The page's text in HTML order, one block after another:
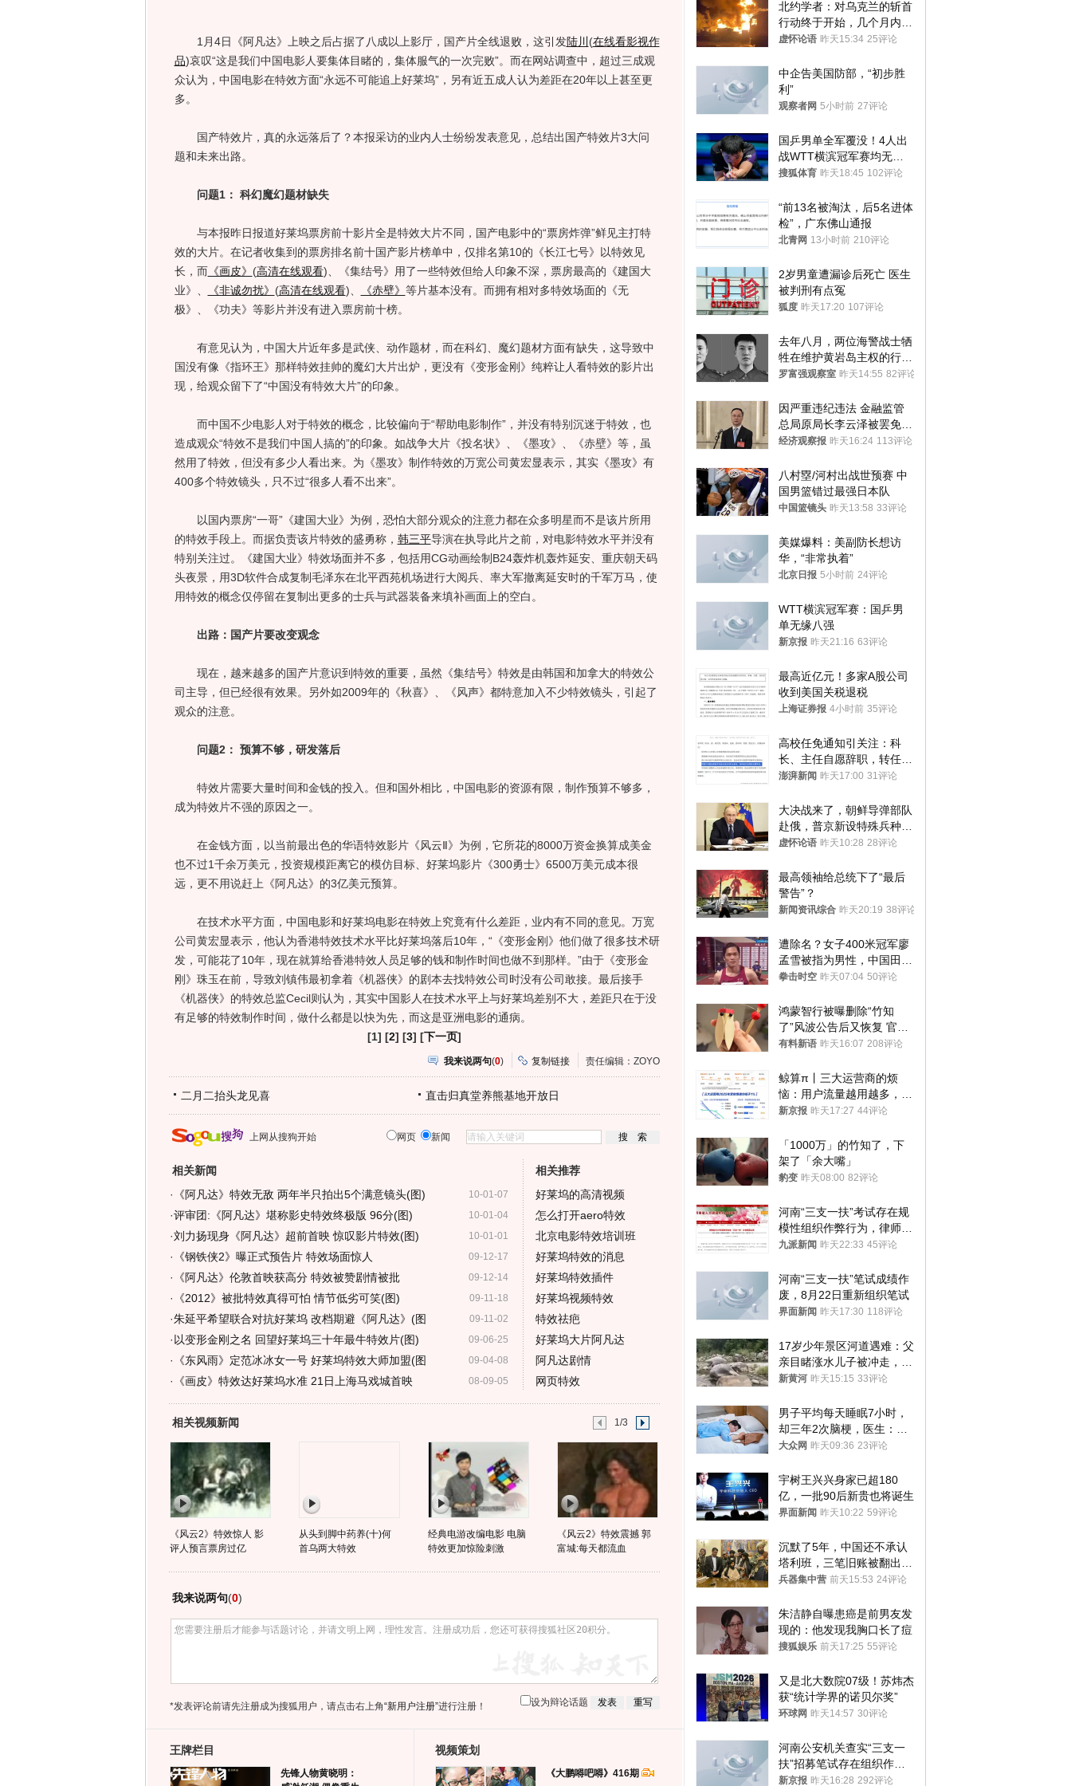
1月4日《阿凡达》上映之后占据了八成以上影厅，国产片全线退败，这引发陆川 (在线看影视作
品)哀叹“这是我们中国电影人要集体目睹的，集体服气的一次完败”。而在网站调查中，超过三成观
众认为，中国电影在特效方面“永远不可能追上好莱坞”，另有近五成人认为差距在20年以上甚至更
多。
国产特效片，真的永远落后了？本报采访的业内人士纷纷发表意见，总结出国产特效片3大问
题和未来出路。
问题1： 科幻魔幻题材缺失
与本报昨日报道好莱坞票房前十影片全是特效大片不同，国产电影中的“票房炸弹”鲜见主打特
效的大片。在记者收集到的票房排名前十国产影片榜单中，仅排名第10的《长江七号》以特效见
长，而《画皮》 (高清在线观看)、《集结号》用了一些特效但给人印象不深，票房最高的《建国大
业》、
《非诚勿扰》 (高清在线观看) 《赤壁》 等片基本没有。而拥有相对多特效场面的《无
极》、《功夫》等影片并没有进入票房前十榜。
有意见认为，中国大片近年多是武侠、动作题材，而在科幻、魔幻题材方面有缺失，这导致中
国没有像《指环王》那样特效挂帅的魔幻大片出炉，更没有《变形金刚》纯粹让人看特效的影片出
现，给观众留下了“中国没有特效大片”的印象。
而中国不少电影人对于特效的概念，比较偏向于“帮助电影制作”，并没有特别沉迷于特效，也
造成观众“特效不是我们中国人搞的”的印象。如战争大片《投名状》、《墨攻》、《赤壁》等，虽
然用了特效，但没有多少人看出来。为《墨攻》制作特效的万宽公司黄宏显表示，其实《墨攻》有
400多个特效镜头，只不过“很多人看不出来”。
以国内票房“一哥”《建国大业》为例，恐怕大部分观众的注意力都在众多明星而不是该片所用
的特效手段上。而据负责该片特效的盛勇称， 韩三平导演在执导此片之前，对电影特效水平并没有
特别关注过。《建国大业》特效场面并不多，包括用CG动画绘制B24轰炸机轰炸延安、重庆朝天码
头夜景，用3D软件合成复制毛泽东在北平西苑机场进行大阅兵、率大军撤离延安时的千军万马，使
用特效的概念仅停留在复制出更多的士兵与武器装备来填补画面上的空白。
出路：国产片要改变观念
现在，越来越多的国产片意识到特效的重要，虽然《集结号》特效是由韩国和加拿大的特效公
司主导，但已经很有效果。另外如2009年的《秋喜》、《风声》都特意加入不少特效镜头，引起了
观众的注意。
问题2： 预算不够，研发落后
特效片需要大量时间和金钱的投入。但和国外相比，中国电影的资源有限，制作预算不够多，
成为特效片不强的原因之一。
在金钱方面，以当前最出色的华语特效影片《风云Ⅱ》为例，它所花的8000万资金换算成美金
也不过1千余万美元，投资规模距离它的模仿目标、好莱坞影片《300勇士》6500万美元成本很
远，更不用说赶上《阿凡达》的3亿美元预算。
在技术水平方面，中国电影和好莱坞电影在特效上究竟有什么差距，业内有不同的意见。万宽
公司黄宏显表示，他认为香港特效技术水平比好莱坞落后10年，“《变形金刚》他们做了很多技术研
发，可能花了10年，现在就算给香港特效人员足够的钱和制作时间也做不到那样。”由于《变形金
刚》珠玉在前，导致刘镇伟最初拿着《机器侠》的剧本去找特效公司时没有公司敢接。最后接手
《机器侠》的特效总监Cecil则认为，其实中国影人在技术水平上与好莱坞差别不大，差距只在于没
有足够的特效制作时间，做什么都是以快为先，而这是亚洲电影的通病。
[1] [2] [3] [下一页]
我来说两句(0) 复制链接 责任编辑：ZOYO
二月二抬头龙见喜 直击归真堂养熊基地开放日
上网从搜狗开始 网页 新闻
相关新闻
10-01-07
· 《阿凡达》特效无敌 两年半只拍出5个满意镜头(图)
10-01-04
·评审团:《阿凡达》堪称影史特效终极版 96分(图)
10-01-01
·刘力扬现身《阿凡达》超前首映 惊叹影片特效(图)
09-12-17
· 《钢铁侠2》曝正式预告片 特效场面惊人
09-12-14
· 《阿凡达》伦敦首映获高分 特效被赞剧情被批
09-11-18
· 《2012》被批特效真得可怕 情节低劣可笑(图)
09-11-02
·朱延平希望联合对抗好莱坞 改档期避《阿凡达》(图
09-06-25
· 以变形金刚之名 回望好莱坞三十年最牛特效片(图)
09-04-08
· 《东风雨》定范冰冰女一号 好莱坞特效大师加盟(图
08-09-05
· 《画皮》特效达好莱坞水准 21日上海马戏城首映
相关推荐
好莱坞的高清视频
怎么打开aero特效
北京电影特效培训班
好莱坞特效的消息
好莱坞特效插件
好莱坞视频特效
特效祛疤
好莱坞大片阿凡达
阿凡达剧情
网页特效
相关视频新闻 1/3
《风云2》特效惊人 影
评人预言票房过亿
从头到脚中药养(十)何
首乌两大特效
经典电游改编电影 电脑
特效更加惊险刺激
《风云2》特效震撼 郭
富城:每天都流血
我来说两句(0)
*发表评论前请先注册成为搜狐用户，请点击右上角“新用户注册”进行注册！ 设为辩论话题
王牌栏目
先锋人物黄晓明：
视频策划
《大鹏嘚吧嘚》416期
北约学者：对乌克兰的斩首
行动终于开始，几个月内乌
将投降
虚怀论语 昨天15:34 25评论
中企告美国防部，“初步胜
利”
观察者网 5小时前 27评论
国乒男单全军覆没！4人出
战WTT横滨冠军赛均无缘
八强
搜狐体育 昨天18:45 102评论
“前13名被淘汰，后5名进体
检”，广东佛山通报
北青网 13小时前 210评论
2岁男童遭漏诊后死亡 医生
被判刑有点冤
狐度 昨天17:20 107评论
去年八月，两位海警战士牺
牲在维护黄岩岛主权的行动
中
罗富强观察室 昨天14:55 82评论
因严重违纪违法 金融监管
总局原局长李云泽被罢免全
国人大代表
经济观察报 昨天16:24 113评论
八村塁/河村出战世预赛 中
国男篮错过最强日本队
中国篮镜头 昨天13:58 33评论
美媒爆料：美副防长想访
华，“非常执着”
北京日报 5小时前 24评论
WTT横滨冠军赛：国乒男
单无缘八强
新京报 昨天21:16 63评论
最高近亿元！多家A股公司
收到美国关税退税
上海证券报 4小时前 35评论
高校任免通知引关注：科
长、主任自愿辞职，转任思
政辅导员
澎湃新闻 昨天17:00 31评论
大决战来了，朝鲜导弹部队
赴俄，普京新设特殊兵种，
76岁老将扛旗
虚怀论语 昨天10:28 28评论
最高领袖给总统下了“最后
警告”？
新闻资讯综合 昨天20:19 38评论
遭除名？女子400米冠军廖
孟雪被指为男性，中国田协
默不作声
拳击时空 昨天07:04 50评论
鸿蒙智行被曝删除“竹知
了”风波公告后又恢复 官媒
曾力挺：劝华为要大度的，
有料新语 昨天16:07 208评论
鲸算π丨三大运营商的烦
恼：用户流量越用越多，收
入却越来越少
新京报 昨天17:27 44评论
「1000万」的竹知了，下
架了「余大嘴」
豹变 昨天08:00 82评论
河南“三支一扶”考试存在规
模性组织作弊行为，律师：
涉嫌非法获取国家秘密罪等
九派新闻 昨天22:33 45评论
河南“三支一扶”笔试成绩作
废，8月22日重新组织笔试
界面新闻 昨天17:30 118评论
17岁少年景区河道遇难：父
亲目睹涨水儿子被冲走，当
地排除上游泄洪，家属盼厘
新黄河 昨天15:15 33评论
男子平均每天睡眠7小时，
却三年2次脑梗，医生：这
样睡觉更伤身
大众网 昨天09:36 23评论
宇树王兴兴身家已超180
亿，一批90后新贵也将诞生
界面新闻 昨天10:22 59评论
沉默了5年，中国还不承认
塔利班，三笔旧账被翻出，
最大风险出现
兵器集中营 前天15:53 24评论
朱洁静自曝患癌是前男友发
现的：他发现我胸口长了痘
搜狐娱乐 前天17:25 55评论
又是北大数院07级！苏炜杰
获“统计学界的诺贝尔奖”
环球网 昨天14:57 30评论
河南公安机关查实“三支一
扶”招募笔试存在组织作弊
犯罪行为
新京报 昨天16:28 292评论